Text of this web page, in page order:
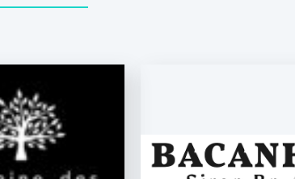
BACANHA